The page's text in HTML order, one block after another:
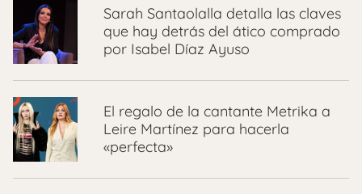
Sarah Santaolalla detalla las claves
que hay detrás del ático comprado
por Isabel Díaz Ayuso
El regalo de la cantante Metrika a
Leire Martínez para hacerla
«perfecta»